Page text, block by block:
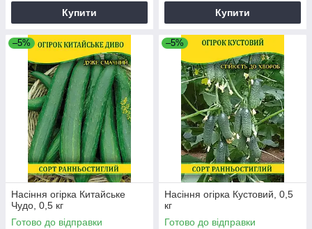
Купити Купити
–5%
Насіння огірка Китайське
Чудо, 0,5 кг
Готово до відправки
–5%
Насіння огірка Кустовий, 0,5
кг
Готово до відправки